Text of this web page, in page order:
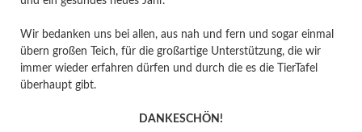
Wir bedanken uns bei allen, aus nah und fern und sogar einmal
übern großen Teich, für die großartige Unterstützung, die wir
immer wieder erfahren dürfen und durch die es die TierTafel
überhaupt gibt.
DANKESCHÖN!